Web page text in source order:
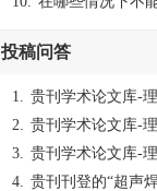
投稿问答
1. 贵刊学术论文库-理工论文-第16页刊登的“超声焊头的动力学分析与优化设计”，作者lizhiwei，时间2024-12-27，该论文由我本人在机电工程技术2024年
2. 贵刊学术论文库-理工论文-第16页刊登的“超声焊头的动力学分析与优化设计”，作者lizhiwei，时间2024-12-27，该论文由我本人在机电工程技术2024年
3. 贵刊学术论文库-理工论文-第16页刊登的“超声焊头的动力学分析与优化设计”，作者lizhiwei，时间2024-12-27，该论文由我本人在机电工程技术2024年
4. 贵刊刊登的“超声焊头的动力学分析与优化设计”，作者lizhiwei，时间2024-12-27，该论文由我本人在机电工程技术2024年第10期公开发